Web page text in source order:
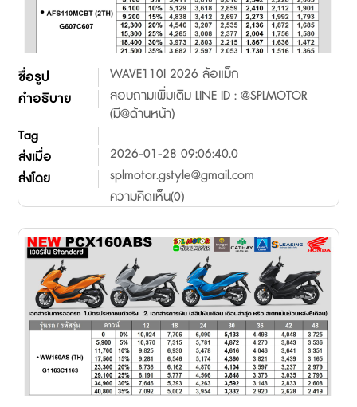
ชื่อรูป
WAVE110I 2026 ล้อแม็ก
คำอธิบาย
สอบถามเพิ่มเติม LINE ID : @SPLMOTOR
(มี@ด้านหน้า)
Tag
ส่งเมื่อ
2026-01-28 09:06:40.0
ส่งโดย
splmotor.gstyle@gmail.com
ความคิดเห็น(0)